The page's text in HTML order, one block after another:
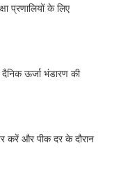
प्रणालियों के लिए
दैनिक ऊर्जा भंडारण की
करें और पीक दर के दौरान